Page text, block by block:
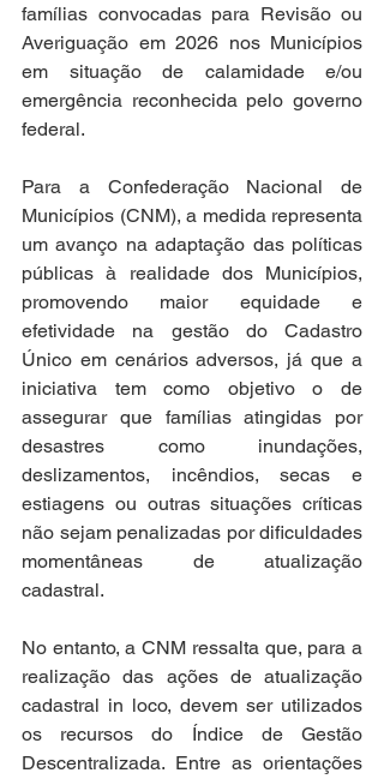
famílias convocadas para Revisão ou
Averiguação em 2026 nos Municípios
em situação de calamidade e/ou
emergência reconhecida pelo governo
federal.
Para a Confederação Nacional de
Municípios (CNM), a medida representa
um avanço na adaptação das políticas
públicas à realidade dos Municípios,
promovendo maior equidade e
efetividade na gestão do Cadastro
Único em cenários adversos, já que a
iniciativa tem como objetivo o de
assegurar que famílias atingidas por
desastres como inundações,
deslizamentos, incêndios, secas e
estiagens ou outras situações críticas
não sejam penalizadas por dificuldades
momentâneas de atualização
cadastral.
No entanto, a CNM ressalta que, para a
realização das ações de atualização
cadastral in loco, devem ser utilizados
os recursos do Índice de Gestão
Descentralizada. Entre as orientações